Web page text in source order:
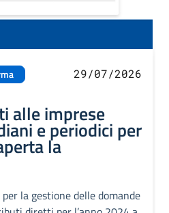
29/07/2026
alle imprese
e periodici per
la
la gestione delle domande